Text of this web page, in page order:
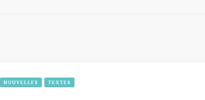
NOUVELLES TEXTES